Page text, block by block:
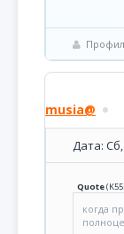
musia@
Дата:
Quote(
когда